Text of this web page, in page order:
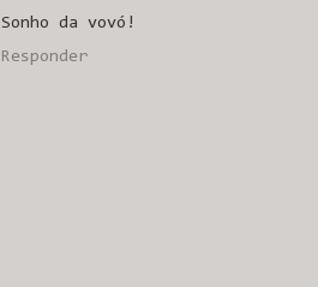
Sonho da vovó!
Responder